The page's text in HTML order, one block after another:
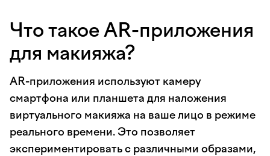
Что такое AR-приложения
для макияжа?
AR-приложения используют камеру
смартфона или планшета для наложения
виртуального макияжа на ваше лицо в режиме
реального времени. Это позволяет
экспериментировать с различными образами,